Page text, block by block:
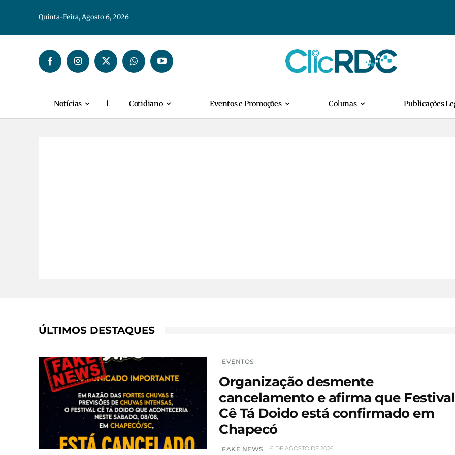
Quinta-Feira, Agosto 6, 2026
Notícias Cotidiano Eventos e Promoções Colunas Publicações
ÚLTIMOS DESTAQUES
EVENTOS
Organização desmente
cancelamento e afirma que Festival
Cê Tá Doido está confirmado em
Chapecó
FAKE NEWS 6 DE AGOSTO DE 2026